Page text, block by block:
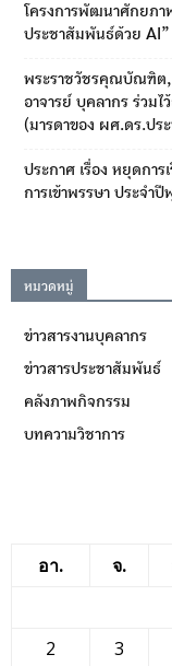
โครงการพัฒนาศักยภ
ประชาสัมพันธ์ด้วย
พระราชวัชรคุณบัณฑิต,
อาจารย์ บุคลากร ร่วม
(มารดาของ ผศ.ดร.ปร
ประกาศ เรื่อง หยุดการ
การเข้าพรรษา ประจ
หมวดหมู่
ข่าวสารงานบุคลากร
ข่าวสารประชาสัมพันธ์
คลังภาพกิจกรรม
บทความวิชาการ
อา.
จ.
2
3